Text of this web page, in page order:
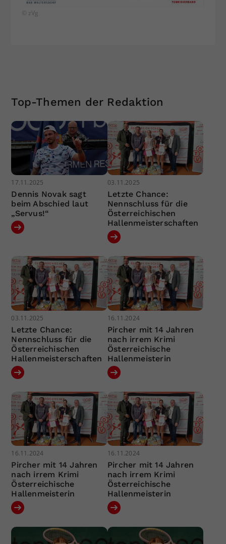
© zVg
Top-Themen der Redaktion
17.11.2025
Dennis Novak sagt
beim Abschied laut
„Servus!“
03.11.2025
Letzte Chance:
Nennschluss für die
Österreichischen
Hallenmeisterschaften
03.11.2025
Letzte Chance:
Nennschluss für die
Österreichischen
Hallenmeisterschaften
16.11.2024
Pircher mit 14 Jahren
nach irrem Krimi
Österreichische
Hallenmeisterin
16.11.2024
Pircher mit 14 Jahren
nach irrem Krimi
Österreichische
Hallenmeisterin
16.11.2024
Pircher mit 14 Jahren
nach irrem Krimi
Österreichische
Hallenmeisterin